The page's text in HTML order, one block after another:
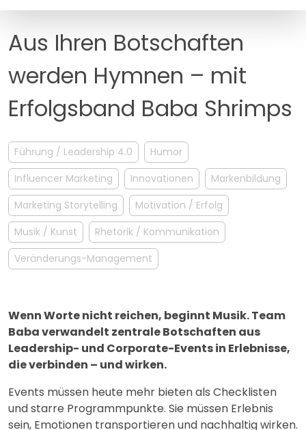
MANAGEMENT
Aus Ihren Botschaften
werden Hymnen – mit
Erfolgsband Baba Shrimps
Führung / Leadership 4.0
Humor
Influencer Marketing
Innovationen
Markenbildung
Marketing Storytelling
Motivation / Erfolg
Musik / Kunst
Rhetorik / Kommunikation
Veränderungs-Management
Wenn Worte nicht reichen, beginnt Musik. Team
Baba verwandelt zentrale Botschaften aus
Leadership- und Corporate-Events in Erlebnisse,
die verbinden – und wirken.
Events müssen heute mehr bieten als Checklisten
und starre Programmpunkte. Sie müssen Erlebnis
sein, Emotionen transportieren und nachhaltig wirken.